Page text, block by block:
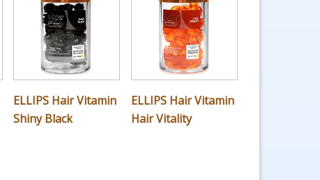
ELLIPS Hair Vitamin
Shiny Black
ELLIPS Hair Vitamin
Hair Vitality